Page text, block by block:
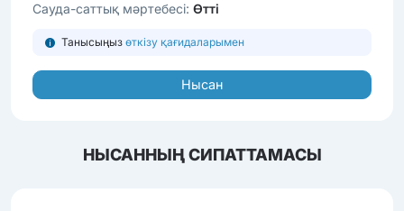
Сауда-саттық мәртебесі: Өтті
Танысыңыз өткізу қағидаларымен
Нысан
НЫСАННЫҢ СИПАТТАМАСЫ